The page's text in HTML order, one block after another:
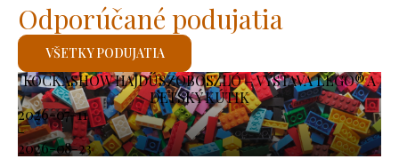
KOCKASHOW HAJDÚSZOBOSZLÓ – VÝSTAVA LEGO® A
DETSKÝ KÚTIK
2026-07-11
-
2026-08-23
Odporúčané podujatia
VŠETKY PODUJATIA